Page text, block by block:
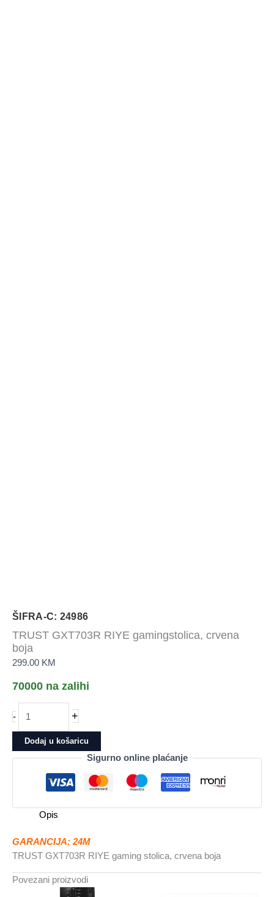
ŠIFRA-C: 24986
TRUST GXT703R RIYE gamingstolica, crvena
boja
299.00 KM
70000 na zalihi
-
GXT703R
RIYE
gamingstolica,
količina
+
Dodaj u košaricu
Sigurno online plaćanje
Opis
GARANCIJA: 24M
TRUST GXT703R RIYE gaming stolica, crvena boja
Povezani proizvodi